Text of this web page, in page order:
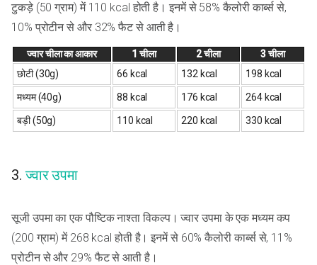
टुकड़े (50 ग्राम) में 110 kcal होती है। इनमें से 58% कैलोरी कार्ब्स से,
10% प्रोटीन से और 32% फैट से आती है।
ज्वार चीला का आकार 1 चीला 2 चीला
3 चीला
छोटी (30g)
66 kcal 132 kcal 198 kcal
मध्यम (40g) 88 kcal 176 kcal 264 kcal
बड़ी (50g) 110 kcal 220 kcal 330 kcal
3.ज्वार उपमा
सूजी उपमा का एक पौष्टिक नाश्ता विकल्प। ज्वार उपमा के एक मध्यम कप
(200 ग्राम) में 268 kcal होती है। इनमें से 60% कैलोरी कार्ब्स से, 11%
प्रोटीन से और 29% फैट से आती है।